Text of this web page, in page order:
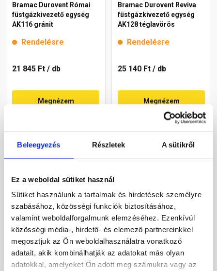
Beleegyezés Részletek A sütikről
Ez a weboldal sütiket használ
Sütiket használunk a tartalmak és hirdetések személyre
szabásához, közösségi funkciók biztosításához,
valamint weboldalforgalmunk elemzéséhez. Ezenkívül
közösségi média-, hirdető- és elemező partnereinkkel
megosztjuk az Ön weboldalhasználatra vonatkozó
adatait, akik kombinálhatják az adatokat más olyan
adatokkal, amelyeket Ön adott meg számukra vagy az
Bramac Durovent Római
füstgázkivezető egység
AK116 gránit
Rendelésre
21 845 Ft / db
Megnézem
Bramac Durovent Reviva
füstgázkivezető egység
AK128 téglavörös
Rendelésre
25 140 Ft / db
Megnézem
füstgázkivezető cserép
NA114, rézvörös
Rendelésre
füstgázkivezető egység
AK128 sötétbarna
Rendelésre